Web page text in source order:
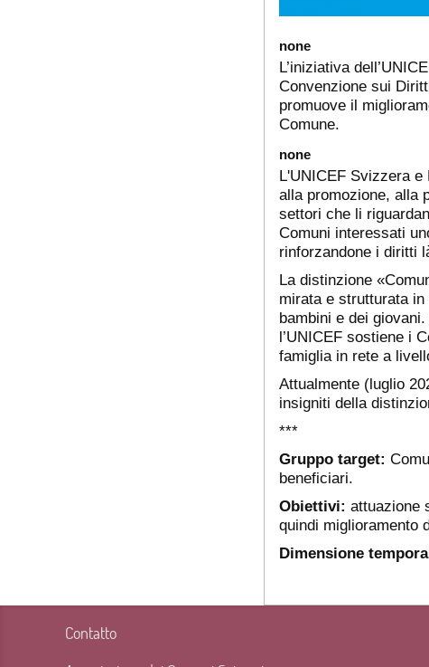
none
L’iniziativa
Convenzione sui
promuove il
Comune.
none
L'UNICEF Svizzera
alla promozione, alla
settori che li
Comuni interessati
rinforzandone i diritti
La distinzione
mirata e strutturata
bambini e dei
l’UNICEF sostiene i
famiglia in rete a
Attualmente (luglio
insigniti della
***
Gruppo target:
beneficiari.
Obiettivi: attuazione
quindi miglioramento
Dimensione
Contatto